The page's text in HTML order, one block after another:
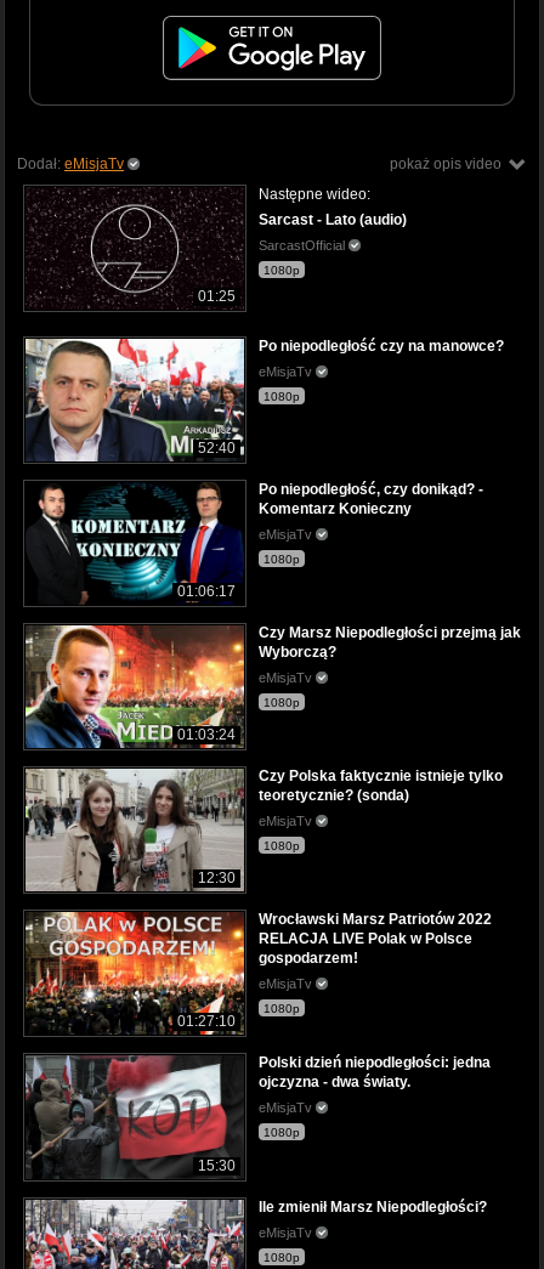
pokaż opis video
Dodał: eMisjaTv
01:25
Następne wideo:
Sarcast - Lato (audio)
SarcastOfficial
1080p
52:40
Po niepodległość czy na manowce?
eMisjaTv
1080p
01:06:17
Po niepodległość, czy donikąd? -
Komentarz Konieczny
eMisjaTv
1080p
01:03:24
Czy Marsz Niepodległości przejmą jak
Wyborczą?
eMisjaTv
1080p
12:30
Czy Polska faktycznie istnieje tylko
teoretycznie? (sonda)
eMisjaTv
1080p
01:27:10
Wrocławski Marsz Patriotów 2022
RELACJA LIVE Polak w Polsce
gospodarzem!
eMisjaTv
1080p
15:30
Polski dzień niepodległości: jedna
ojczyzna - dwa światy.
eMisjaTv
1080p
Ile zmienił Marsz Niepodległości?
eMisjaTv
1080p